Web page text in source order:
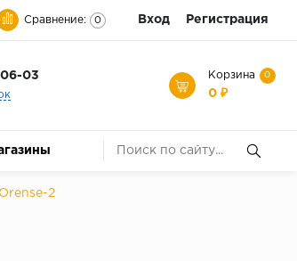
Сравнение: 0 Вход Регистрация
03 Корзина 0
0 ₽
2